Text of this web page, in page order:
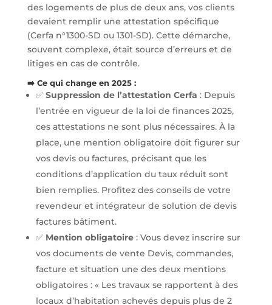
des logements de plus de deux ans, vos clients
devaient remplir une attestation spécifique
(Cerfa n°1300-SD ou 1301-SD). Cette démarche,
souvent complexe, était source d’erreurs et de
litiges en cas de contrôle.
➡️ Ce qui change en 2025 :
✅ Suppression de l’attestation Cerfa : Depuis
l’entrée en vigueur de la loi de finances 2025,
ces attestations ne sont plus nécessaires. À la
place, une mention obligatoire doit figurer sur
vos devis ou factures, précisant que les
conditions d’application du taux réduit sont
bien remplies. Profitez des conseils de votre
revendeur et intégrateur de solution de devis
factures bâtiment.
✅ Mention obligatoire: Vous devez inscrire sur
vos documents de vente Devis, commandes,
facture et situation une des deux mentions
obligatoires : « Les travaux se rapportent à des
locaux d’habitation achevés depuis plus de 2